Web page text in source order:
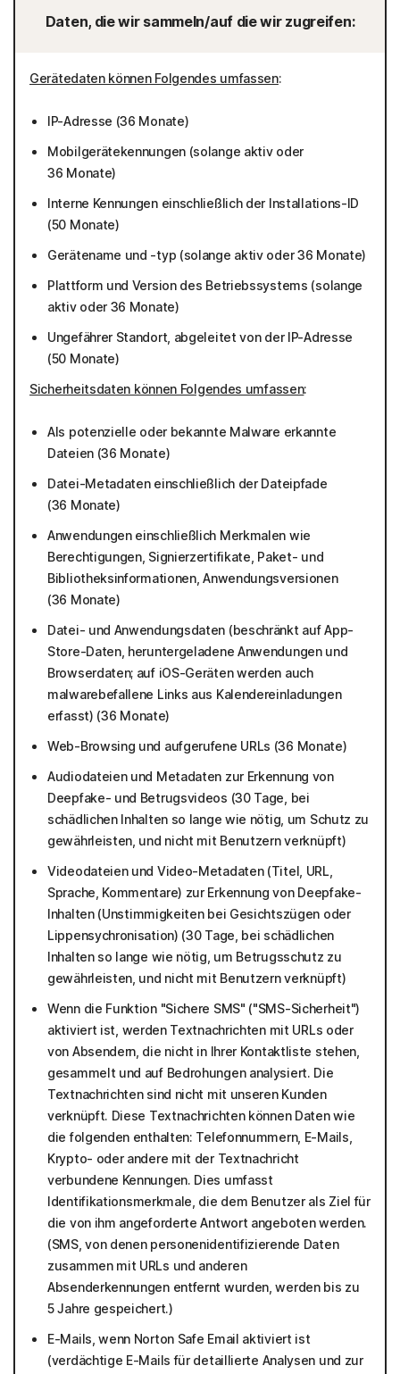
Daten, die wir sammeln/auf die wir zugreifen:
Gerätedaten können Folgendes umfassen:
IP-Adresse (36 Monate)
Mobilgerätekennungen (solange aktiv oder
36 Monate)
Interne Kennungen einschließlich der Installations-ID
(50 Monate)
Gerätename und -typ (solange aktiv oder 36 Monate)
Plattform und Version des Betriebssystems (solange
aktiv oder 36 Monate)
Ungefährer Standort, abgeleitet von der IP-Adresse
(50 Monate)
Sicherheitsdaten können Folgendes umfassen:
Als potenzielle oder bekannte Malware erkannte
Dateien (36 Monate)
Datei-Metadaten einschließlich der Dateipfade
(36 Monate)
Anwendungen einschließlich Merkmalen wie
Berechtigungen, Signierzertifikate, Paket- und
Bibliotheksinformationen, Anwendungsversionen
(36 Monate)
Datei- und Anwendungsdaten (beschränkt auf App-
Store-Daten, heruntergeladene Anwendungen und
Browserdaten; auf iOS-Geräten werden auch
malwarebefallene Links aus Kalendereinladungen
erfasst) (36 Monate)
Web-Browsing und aufgerufene URLs (36 Monate)
Audiodateien und Metadaten zur Erkennung von
Deepfake- und Betrugsvideos (30 Tage, bei
schädlichen Inhalten so lange wie nötig, um Schutz zu
gewährleisten, und nicht mit Benutzern verknüpft)
Videodateien und Video-Metadaten (Titel, URL,
Sprache, Kommentare) zur Erkennung von Deepfake-
Inhalten (Unstimmigkeiten bei Gesichtszügen oder
Lippensychronisation) (30 Tage, bei schädlichen
Inhalten so lange wie nötig, um Betrugsschutz zu
gewährleisten, und nicht mit Benutzern verknüpft)
Wenn die Funktion "Sichere SMS" ("SMS-Sicherheit")
aktiviert ist, werden Textnachrichten mit URLs oder
von Absendern, die nicht in Ihrer Kontaktliste stehen,
gesammelt und auf Bedrohungen analysiert. Die
Textnachrichten sind nicht mit unseren Kunden
verknüpft. Diese Textnachrichten können Daten wie
die folgenden enthalten: Telefonnummern, E-Mails,
Krypto- oder andere mit der Textnachricht
verbundene Kennungen. Dies umfasst
Identifikationsmerkmale, die dem Benutzer als Ziel für
die von ihm angeforderte Antwort angeboten werden.
(SMS, von denen personenidentifizierende Daten
zusammen mit URLs und anderen
Absenderkennungen entfernt wurden, werden bis zu
5 Jahre gespeichert.)
E-Mails, wenn Norton Safe Email aktiviert ist
(verdächtige E-Mails für detaillierte Analysen und zur